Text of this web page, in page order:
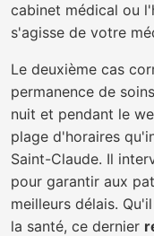
cabinet médical ou
s'agisse de votre
Le deuxième cas
permanence de
nuit et pendant le
plage d'horaires
Saint-Claude. Il
pour garantir aux
meilleurs délais.
la santé, ce dernier